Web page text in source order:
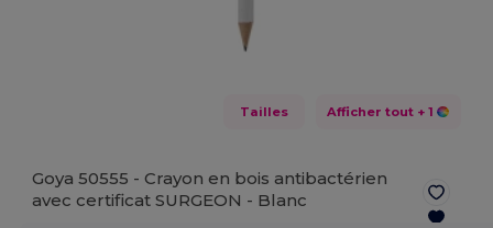
Tailles Afficher tout + 1
Goya 50555 - Crayon en bois antibactérien
avec certificat SURGEON - Blanc